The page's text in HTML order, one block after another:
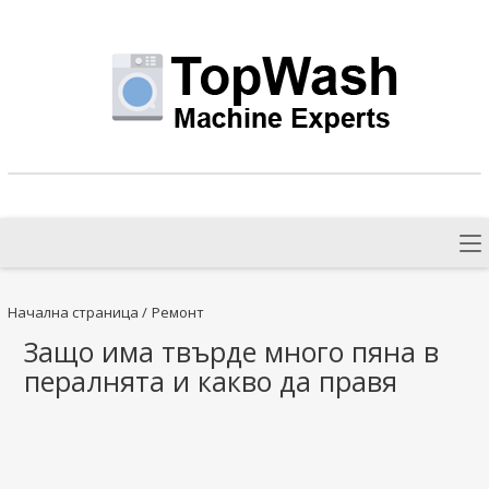
Начална страница / Ремонт
Защо има твърде много пяна в
пералнята и какво да правя